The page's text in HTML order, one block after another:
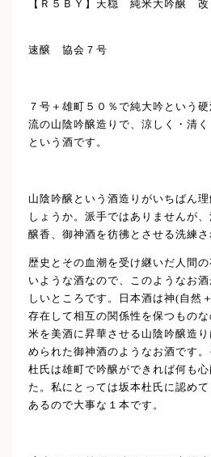
【Ｒ５ＢＹ】天穏 純米大吟醸 改
速醸 協会７号
７号＋雄町５０％で純大吟という
流の山陰吟醸造りで、涼しく・清
という酒です。
山陰吟醸という酒造りがいちばん
しょうか。派手ではありませんが
醸香、御神酒を彷彿とさせる洗練さ
歴史とその血潮を受け継いだ人間
いような酒なので、このようなお
しいところです。日本酒は神(自然
存在して相互の関係性を保つもの
米を美酒に昇華させる山陰吟醸造
められた御神酒のようなお酒です
杜氏は雄町で吟醸ができれば何も
た。私にとっては坂本杜氏に認め
あるので大事な１本です。